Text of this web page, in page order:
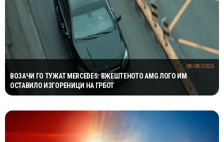
ВОЗАЧИ ГО ТУЖАТ MERCEDES: ВЖЕШТЕНОТО AMG ЛОГО ИМ
ОСТАВИЛО ИЗГОРЕНИЦИ НА ГРБОТ
08/08/2026